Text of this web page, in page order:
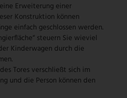
Erweiterung einer
Konstruktion können
einfach geschlossen werden.
steuern Sie wieviel
Kinderwagen durch die
Tores verschließt sich im
und die Person können den